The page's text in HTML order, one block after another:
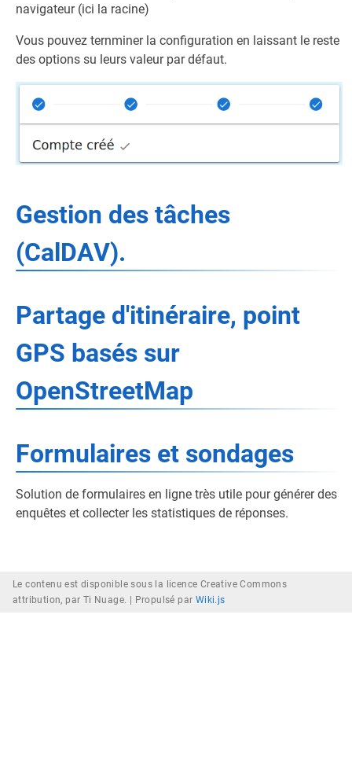
navigateur (ici la racine)
Vous pouvez ternminer la configuration en laissant le reste
des options su leurs valeur par défaut.
Gestion des tâches
(CalDAV).
Partage d'itinéraire, point
GPS basés sur
OpenStreetMap
Formulaires et sondages
Solution de formulaires en ligne très utile pour générer des
enquêtes et collecter les statistiques de réponses.
Le contenu est disponible sous la licence Creative Commons
attribution, par Ti Nuage. |
Propulsé par Wiki.js